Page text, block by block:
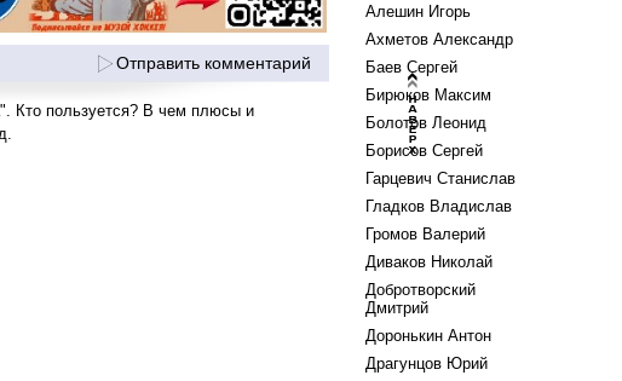
Отправить комментарий
Кто пользуется? В чем плюсы и
Алешин Игорь
Ахметов Александр
Баев Сергей
Бирюков Максим
Болотов Леонид
Борисов Сергей
Гарцевич Станислав
Гладков Владислав
Громов Валерий
Диваков Николай
Добротворский
Дмитрий
Доронькин Антон
Драгунцов Юрий